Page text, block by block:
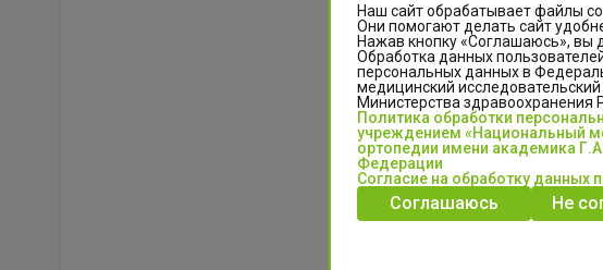
травматологу-
Наш сайт обрабатывает файлы
Они помогают делать сайт
Нажав кнопку «Соглашаюсь», вы
Обработка данных
персональных данных в
медицинский
Министерства здравоохранения
Политика обработки
учреждением «Национальный
ортопедии имени академика
Федерации
Согласие на обработку данных
Соглашаюсь Не